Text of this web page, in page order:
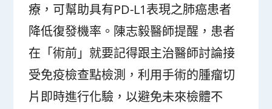
療，可幫助具有PD-L1表現之肺癌患者
降低復發機率。陳志毅醫師提醒，患者
在「術前」就要記得跟主治醫師討論接
受免疫檢查點檢測，利用手術的腫瘤切
片即時進行化驗，以避免未來檢體不